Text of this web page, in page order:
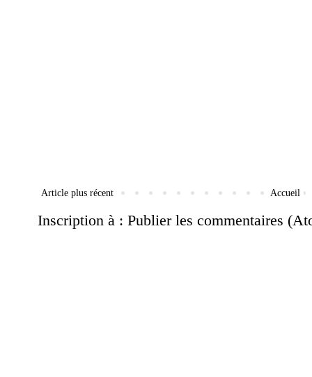
Article plus récent Accueil
Inscription à : Publier les commentaires